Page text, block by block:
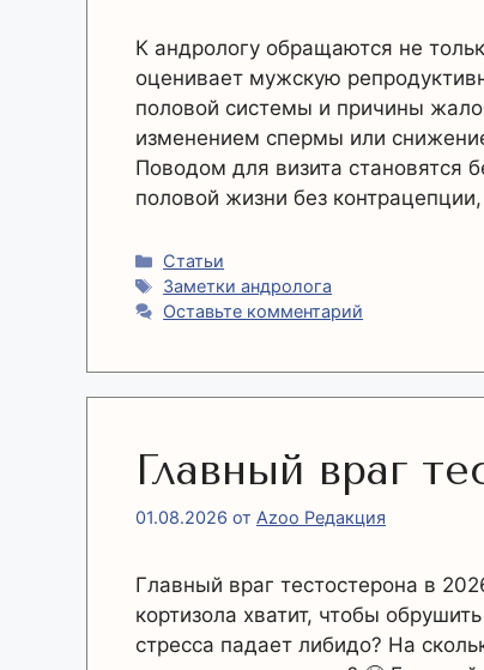
К андрологу обращаются не
оценивает мужскую
половой системы и причины
изменением спермы или
Поводом для визита становятся
половой жизни без
Рубрики
Статьи
Метки
Заметки андролога
Оставьте комментарий
Главный враг
01.08.2026 от Azoo Редакция
Главный враг тестостерона в
кортизола хватит, чтобы
стресса падает либидо? На